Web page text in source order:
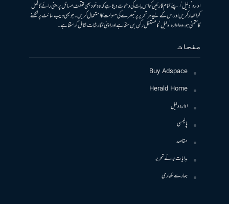
ادارہ ’دلیل‘ اپنے تمام قارئین کو اس بات کی دعوت دیتا ہے کہ وہ خود بھی مختلف مسائل پر اپنی رائے کا کھل
کر اظہار کریں اور اس کے لیے ہر تحریر پر تبصرے کی سہولت کا استعمال کریں۔ جو بھی ویب سائٹ پر لکھنے
کا متمنی ہو، وہ ادارہ ’دلیل‘ کا مستقل رکن بن سکتا ہے اور اپنی نگارشات شامل کرسکتا ہے۔
صفحات
Buy Adspace
Herald Home
ادارہ دلیل
پالیسی
مقاصد
ہدایات برائے تحریر
ہمارے لکھاری